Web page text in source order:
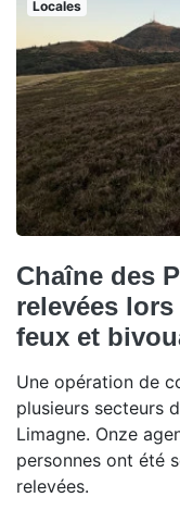
Locales
Chaîne des
relevées
feux et
Une opération de
plusieurs secteurs
Limagne. Onze
personnes ont été
relevées.